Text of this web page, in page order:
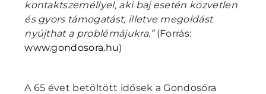
kontaktszeméllyel, aki baj esetén közvetlen
és gyors támogatást, illetve megoldást
nyújthat a problémájukra.”(Forrás:
www.gondosora.hu)
A 65 évet betöltött idősek a Gondosóra